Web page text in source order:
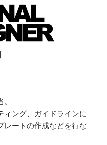
ィング、ガイドラインに
レートの作成などを行な